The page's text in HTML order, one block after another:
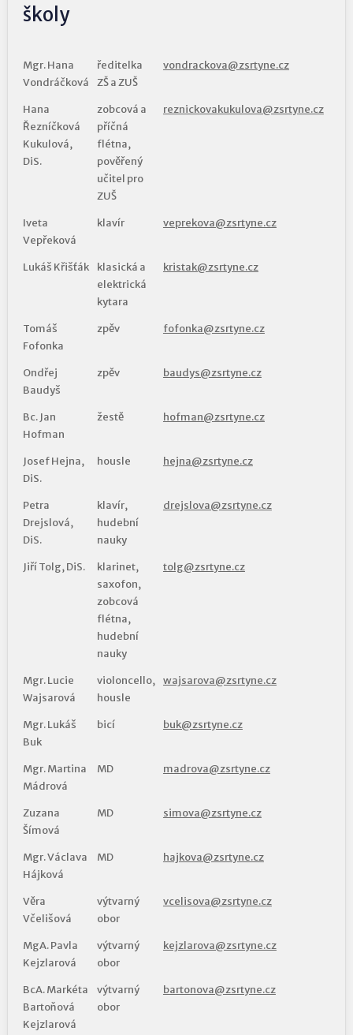
školy
Mgr. Hana
Vondráčková
ředitelka
ZŠ a ZUŠ
vondrackova@zsrtyne.cz
Hana
Řezníčková
Kukulová,
DiS.
zobcová a
příčná
flétna,
pověřený
učitel pro
ZUŠ
reznickovakukulova@zsrtyne.cz
Iveta
Vepřeková
klavír veprekova@zsrtyne.cz
Lukáš Křišťák
klasická a
elektrická
kytara
kristak@zsrtyne.cz
Tomáš
Fofonka
zpěv fofonka@zsrtyne.cz
Ondřej
Baudyš
zpěv baudys@zsrtyne.cz
Bc. Jan
Hofman
žestě hofman@zsrtyne.cz
Josef Hejna,
DiS.
housle hejna@zsrtyne.cz
Petra
Drejslová,
DiS.
klavír,
hudební
nauky
drejslova@zsrtyne.cz
Jiří Tolg, DiS.
klarinet,
saxofon,
zobcová
flétna,
hudební
nauky
tolg@zsrtyne.cz
Mgr. Lucie
Wajsarová
violoncello,
housle
wajsarova@zsrtyne.cz
Mgr. Lukáš
Buk
bicí buk@zsrtyne.cz
Mgr. Martina
Mádrová
MD madrova@zsrtyne.cz
Zuzana
Šímová
MD simova@zsrtyne.cz
Mgr. Václava
Hájková
MD hajkova@zsrtyne.cz
Věra
Včelišová
výtvarný
obor
vcelisova@zsrtyne.cz
MgA. Pavla
Kejzlarová
výtvarný
obor
kejzlarova@zsrtyne.cz
BcA. Markéta
Bartoňová
Kejzlarová
výtvarný
obor
bartonova@zsrtyne.cz